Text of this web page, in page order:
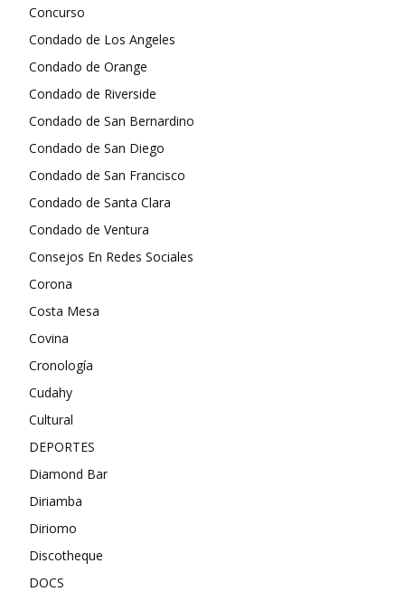
Concurso
Condado de Los Angeles
Condado de Orange
Condado de Riverside
Condado de San Bernardino
Condado de San Diego
Condado de San Francisco
Condado de Santa Clara
Condado de Ventura
Consejos En Redes Sociales
Corona
Costa Mesa
Covina
Cronología
Cudahy
Cultural
DEPORTES
Diamond Bar
Diriamba
Diriomo
Discotheque
DOCS